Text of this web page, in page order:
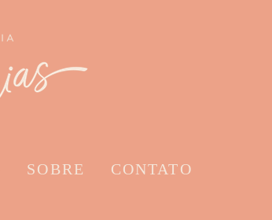
SOBRE CONTATO